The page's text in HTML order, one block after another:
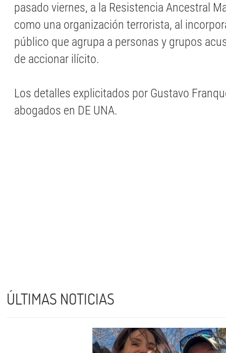
pasado viernes, a la Resistencia Ancestral
como una organización terrorista, al
público que agrupa a personas y grupos
de accionar ilícito.
Los detalles explicitados por Gustavo
abogados en DE UNA.
ÚLTIMAS NOTICIAS